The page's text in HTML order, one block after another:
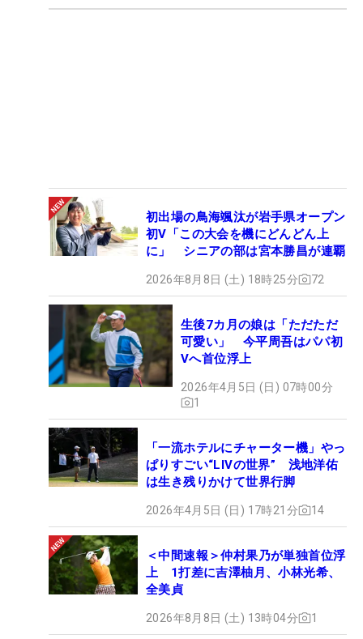
初出場の鳥海颯汰が岩手県オープン
初V「この大会を機にどんどん上
に」 シニアの部は宮本勝昌が連覇
2026年8月8日 (土) 18時25分 72
生後7カ月の娘は「ただただ
可愛い」 今平周吾はパパ初
Vへ首位浮上
2026年4月5日 (日) 07時00分
1
「一流ホテルにチャーター機」やっ
ぱりすごい“LIVの世界” 浅地洋佑
は生き残りかけて世界行脚
2026年4月5日 (日) 17時21分 14
＜中間速報＞仲村果乃が単独首位浮
上 1打差に吉澤柚月、小林光希、
全美貞
2026年8月8日 (土) 13時04分 1